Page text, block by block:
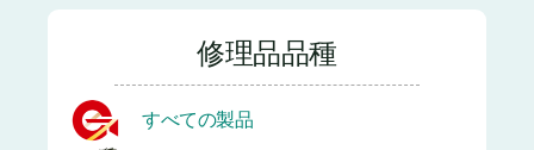
修理品品種
すべての製品